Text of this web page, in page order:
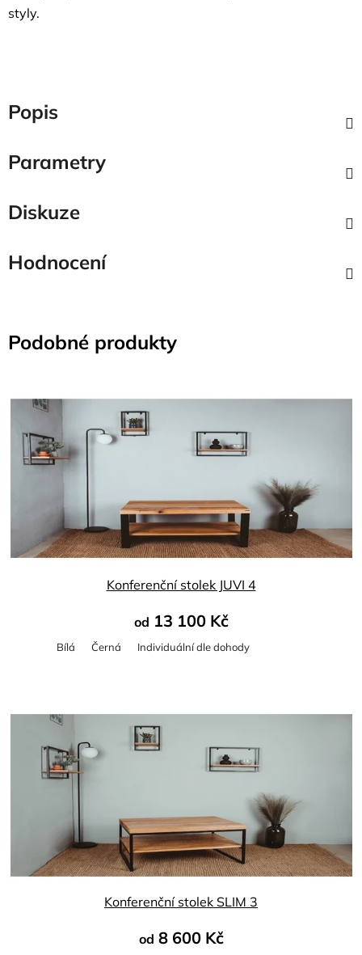
styly.
Popis
Parametry
Diskuze
Hodnocení
Podobné produkty
Konferenční stolek JUVI 4
produktu
5
hvězdiček.
od 13 100 Kč
Bílá Černá Individuální dle dohody
Konferenční stolek SLIM 3
od 8 600 Kč